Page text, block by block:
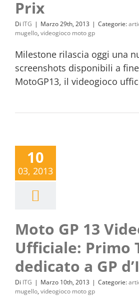
Prix
Di ITG | Marzo 29th, 2013 | Categorie:
mugello, videogioco moto gp
Milestone rilascia oggi una
screenshots disponibili a
MotoGP13, il videogioco
10
03, 2013
Moto GP 13
Ufficiale: Primo
dedicato a GP
Di ITG | Marzo 10th, 2013 | Categorie:
mugello, videogioco moto gp